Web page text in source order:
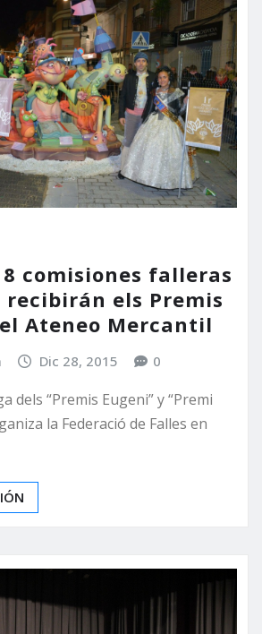
comisiones falleras
els Premis
Ateneo Mercantil
Dic 28, 2015 0
dels “Premis Eugeni” y “Premi
la Federació de Falles en